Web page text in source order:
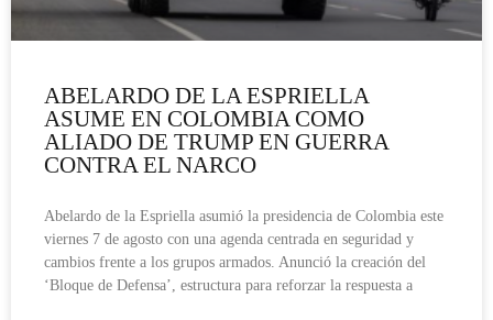
ABELARDO DE LA ESPRIELLA
ASUME EN COLOMBIA COMO
ALIADO DE TRUMP EN GUERRA
CONTRA EL NARCO
Abelardo de la Espriella asumió la presidencia de Colombia este
viernes 7 de agosto con una agenda centrada en seguridad y
cambios frente a los grupos armados. Anunció la creación del
‘Bloque de Defensa’, estructura para reforzar la respuesta a